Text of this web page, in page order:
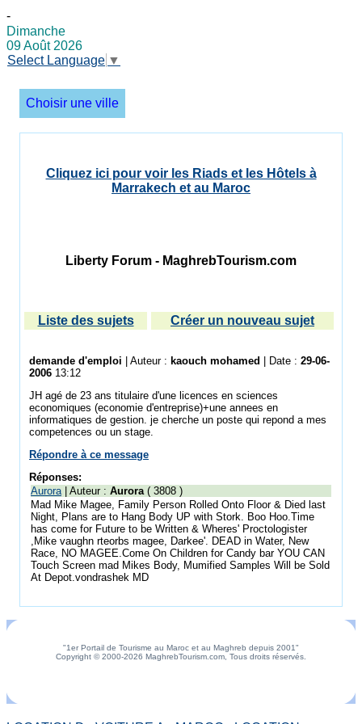
-
Dimanche
09 Août 2026
Select Language ▼
Choisir une ville
Cliquez ici pour voir les Riads et les Hôtels à
Marrakech et au Maroc
Liberty Forum - MaghrebTourism.com
Liste des sujets Créer un nouveau sujet
demande d'emploi | Auteur : kaouch mohamed | Date : 29-06-
2006 13:12
JH agé de 23 ans titulaire d'une licences en sciences
economiques (economie d'entreprise)+une annees en
informatiques de gestion. je cherche un poste qui repond a mes
competences ou un stage.
Répondre à ce message
Réponses:
Aurora| Auteur : Aurora( 3808 )
Mad Mike Magee, Family Person Rolled Onto Floor & Died last
Night, Plans are to Hang Body UP with Stork. Boo Hoo.Time
has come for Future to be Written & Wheres' Proctologister
,Mike vaughn rteorbs magee, Darkee'. DEAD in Water, New
Race, NO MAGEE.Come On Children for Candy bar YOU CAN
Touch Screen mad Mikes Body, Mumified Samples Will be Sold
At Depot.vondrashek MD
"1er Portail de Tourisme au Maroc et au Maghreb depuis 2001"
Copyright © 2000-2026 MaghrebTourism.com, Tous droits réservés.